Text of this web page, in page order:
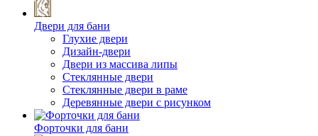
Двери для бани
Глухие двери
Дизайн-двери
Двери из массива липы
Стеклянные двери
Стеклянные двери в раме
Деревянные двери с рисунком
Форточки для бани